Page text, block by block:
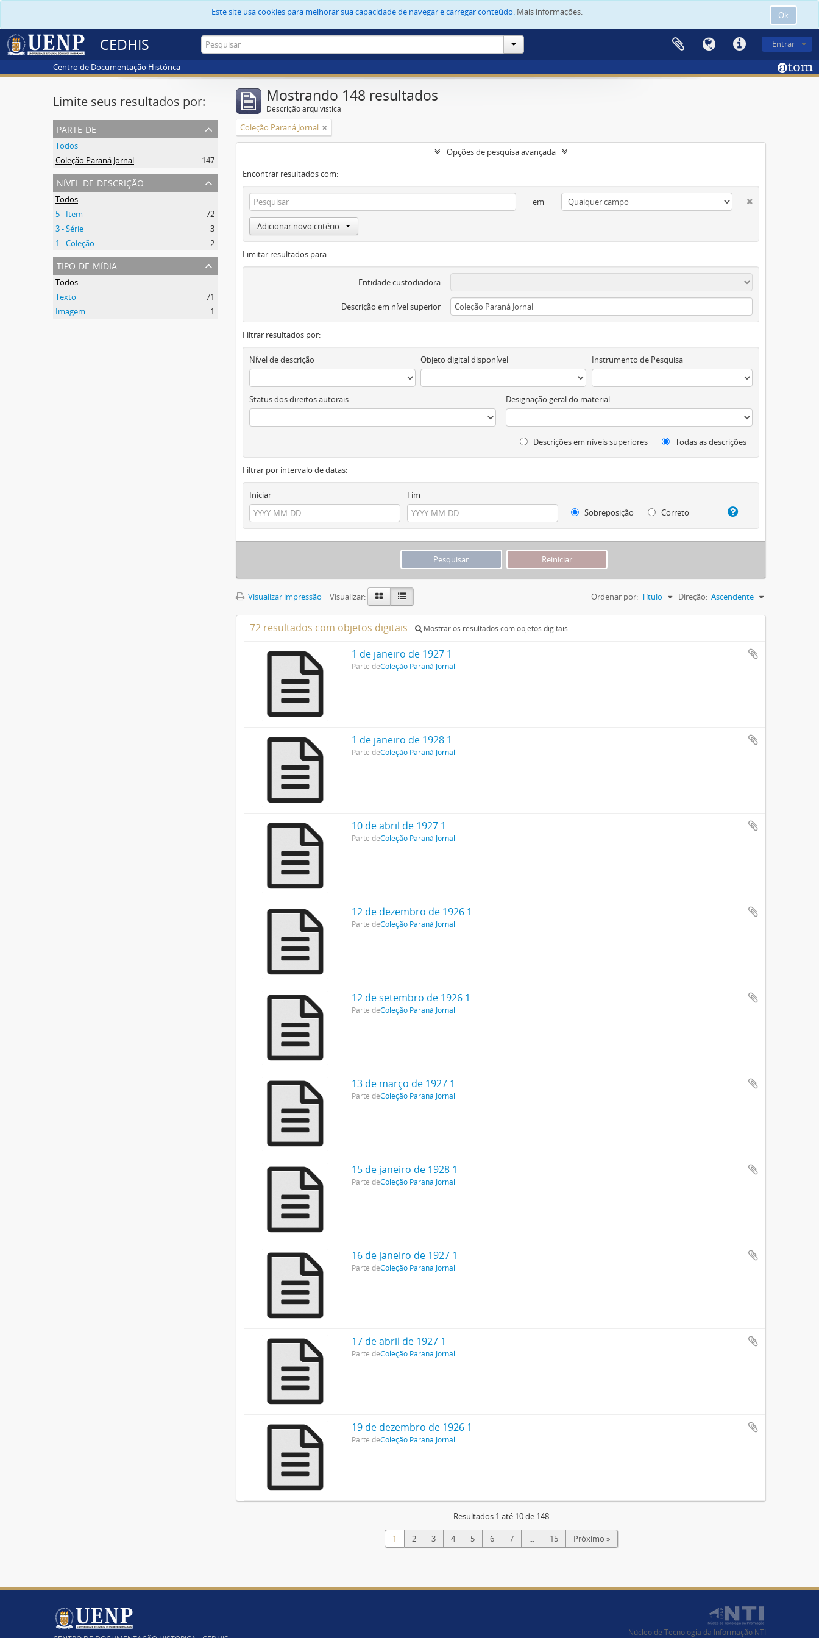
Ok
Este site usa cookies para melhorar sua capacidade de navegar e carregar conteúdo. Mais informações.
CEDHIS Entrar
Centro de Documentação Histórica
Limite seus resultados por:
parte de
Todos
Coleção Paraná Jornal
147
nível de descrição
Todos
5 - Item
72
3 - Série
3
1 - Coleção
2
tipo de mídia
Todos
Texto
71
Imagem
1
Mostrando 148 resultados
Descrição arquivística
Coleção Paraná Jornal
Opções de pesquisa avançada
Encontrar resultados com:
em
Adicionar novo critério
Limitar resultados para:
Entidade custodiadora
Descrição em nível superior
Filtrar resultados por:
Nível de descrição Objeto digital disponível Instrumento de Pesquisa
Status dos direitos autorais Designação geral do material
Descrições em níveis superiores Todas as descrições
Filtrar por intervalo de datas:
Iniciar
Fim
Sobreposição
Correto
Visualizar impressão Visualizar: Ordenar por: Título Direção: Ascendente
72 resultados com objetos digitais Mostrar os resultados com objetos digitais
1 de janeiro de 1927 1
Parte deColeção Paraná Jornal
1 de janeiro de 1928 1
Parte deColeção Paraná Jornal
10 de abril de 1927 1
Parte deColeção Paraná Jornal
12 de dezembro de 1926 1
Parte deColeção Paraná Jornal
12 de setembro de 1926 1
Parte deColeção Paraná Jornal
13 de março de 1927 1
Parte deColeção Paraná Jornal
15 de janeiro de 1928 1
Parte deColeção Paraná Jornal
16 de janeiro de 1927 1
Parte deColeção Paraná Jornal
17 de abril de 1927 1
Parte deColeção Paraná Jornal
19 de dezembro de 1926 1
Parte deColeção Paraná Jornal
Resultados 1 até 10 de 148
1 2 3 4 5 6 7 ... 15 Próximo »
Núcleo de Tecnologia da Informação NTI